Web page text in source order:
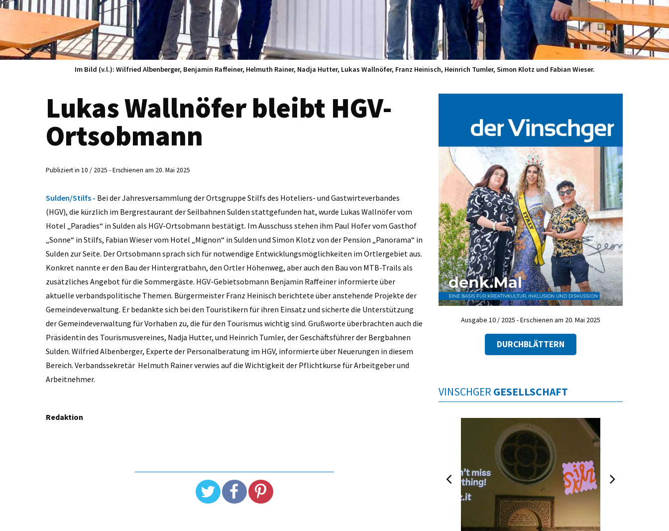
Im Bild (v.l.): Wilfried Albenberger, Benjamin Raffeiner, Helmuth Rainer, Nadja Hutter, Lukas Wallnöfer, Franz Heinisch, Heinrich Tumler, Simon Klotz und Fabian Wieser.
Lukas Wallnöfer bleibt HGV-
Ortsobmann
Publiziert in 10 / 2025 - Erschienen am 20. Mai 2025
Sulden/Stilfs - Bei der Jahresversammlung der Ortsgruppe Stilfs des Hoteliers- und Gastwirteverbandes
(HGV), die kürzlich im Bergrestaurant der Seilbahnen Sulden stattgefunden hat, wurde Lukas Wallnöfer vom
Hotel „Paradies“ in Sulden als HGV-Ortsobmann bestätigt. Im Ausschuss stehen ihm Paul Hofer vom Gasthof
„Sonne“ in Stilfs, Fabian Wieser vom Hotel „Mignon“ in Sulden und Simon Klotz von der Pension „Panorama“ in
Sulden zur Seite. Der Ortsobmann sprach sich für notwendige Entwicklungsmöglichkeiten im Ortlergebiet aus.
Konkret nannte er den Bau der Hintergratbahn, den Ortler Höhenweg, aber auch den Bau von MTB-Trails als
zusätzliches Angebot für die Sommergäste. HGV-Gebietsobmann Benjamin Raffeiner informierte über
aktuelle verbandspolitische Themen. Bürgermeister Franz Heinisch berichtete über anstehende Projekte der
Gemeindeverwaltung. Er bedankte sich bei den Touristikern für ihren Einsatz und sicherte die Unterstützung
der Gemeindeverwaltung für Vorhaben zu, die für den Tourismus wichtig sind. Grußworte überbrachten auch die
Präsidentin des Tourismusvereines, Nadja Hutter, und Heinrich Tumler, der Geschäftsführer der Bergbahnen
Sulden. Wilfried Albenberger, Experte der Personalberatung im HGV, informierte über Neuerungen in diesem
Bereich. Verbandssekretär Helmuth Rainer verwies auf die Wichtigkeit der Pflichtkurse für Arbeitgeber und
Arbeitnehmer.
Redaktion
Ausgabe 10 / 2025 - Erschienen am 20. Mai 2025
DURCHBLÄTTERN
VINSCHGER GESELLSCHAFT